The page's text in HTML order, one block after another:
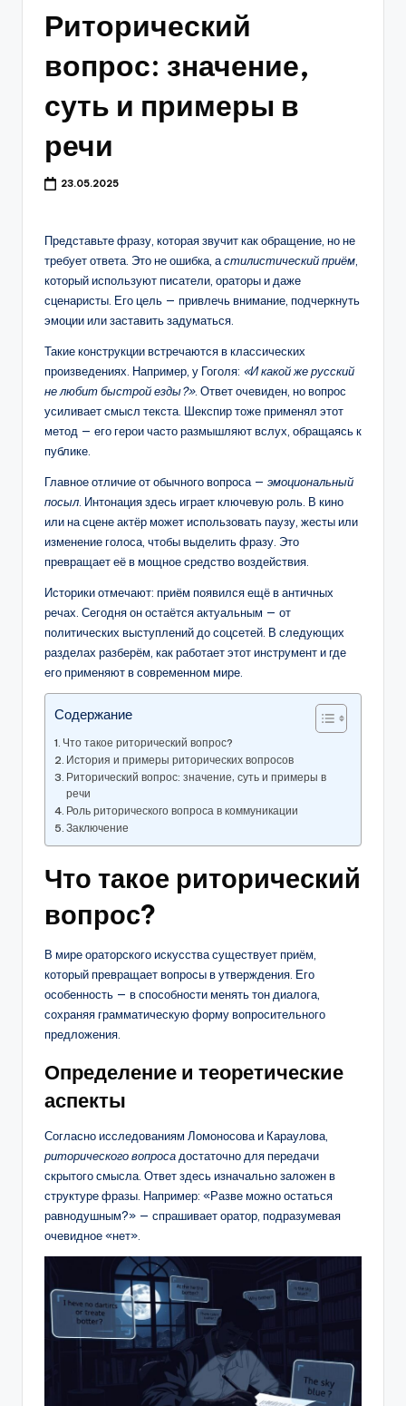
Риторический
вопрос: значение,
суть и примеры в
речи
23.05.2025
Представьте фразу, которая звучит как обращение, но не
требует ответа. Это не ошибка, астилистический приём
который используют писатели, ораторы и даже
сценаристы. Его цель — привлечь внимание, подчеркнуть
эмоции или заставить задуматься.
Такие конструкции встречаются в классических
произведениях. Например, у Гоголя: «И какой же русский
не любит быстрой езды?». Ответ очевиден, но вопрос
усиливает смысл текста. Шекспир тоже применял этот
метод — его герои часто размышляют вслух, обращаясь к
публике.
Главное отличие от обычного вопроса — эмоциональный
посыл . Интонация здесь играет ключевую роль. В кино
или на сцене актёр может использовать паузу, жесты или
изменение голоса, чтобы выделить фразу. Это
превращает её в мощное средство воздействия.
Историки отмечают: приём появился ещё в античных
речах. Сегодня он остаётся актуальным — от
политических выступлений до соцсетей. В следующих
разделах разберём, как работает этот инструмент и где
его применяют в современном мире.
Содержание
Что такое риторический вопрос?
История и примеры риторических вопросов
Риторический вопрос: значение, суть и примеры в
речи
Роль риторического вопроса в коммуникации
Заключение
Что такое риторический
вопрос?
В мире ораторского искусства существует приём,
который превращает вопросы в утверждения. Его
особенность — в способности менять тон диалога,
сохраняя грамматическую форму вопросительного
предложения.
Определение и теоретические
аспекты
Согласно исследованиям Ломоносова и Караулова,
риторического вопроса достаточно для передачи
скрытого смысла. Ответ здесь изначально заложен в
структуре фразы. Например: «Разве можно остаться
равнодушным?» — спрашивает оратор, подразумевая
очевидное «нет».